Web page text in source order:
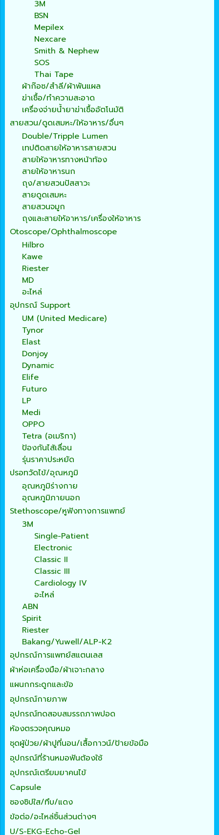
3M
BSN
Mepilex
Nexcare
Smith & Nephew
SOS
Thai Tape
ผ้าก๊อซ/สำลี/ผ้าพันแผล
ฆ่าเชื้อ/ทำความสะอาด
เครื่องจ่ายน้ำยาฆ่าเชื้ออัตโนมัติ
สายสวน/ดูดเสมหะ/ให้อาหาร/อื่นๆ
Double/Tripple Lumen
เทปติดสายให้อาหารสายสวน
สายให้อาหารทางหน้าท้อง
สายให้อาหารนก
ถุง/สายสวนปัสสาวะ
สายดูดเสมหะ
สายสวนจมูก
ถุงและสายให้อาหาร/เครื่องให้อาหาร
Otoscope/Ophthalmoscope
Hilbro
Kawe
Riester
MD
อะไหล่
อุปกรณ์ Support
UM (United Medicare)
Tynor
Elast
Donjoy
Dynamic
Elife
Futuro
LP
Medi
OPPO
Tetra (อเมริกา)
ป้องกันไส้เลื่อน
รุ่นราคาประหยัด
ปรอทวัดไข้/อุณหภูมิ
อุณหภูมิร่างกาย
อุณหภูมิภายนอก
Stethoscope/หูฟังทางการแพทย์
3M
Single-Patient
Electronic
Classic II
Classic III
Cardiology IV
อะไหล่
ABN
Spirit
Riester
Bakang/Yuwell/ALP-K2
อุปกรณ์การแพทย์สแตนเลส
ผ้าห่อเครื่องมือ/ผ้าเจาะกลาง
แผนกกระดูกและข้อ
อุปกรณ์กายภาพ
อุปกรณ์ทดสอบสมรรถภาพปอด
ห้องตรวจคุณหมอ
ชุดผู้ป่วย/ผ้าปูที่นอน/เสื้อกาวน์/ป้ายข้อมือ
อุปกรณ์ที่ร้านหมอฟันต้องใช้
อุปกรณ์เตรียมยาคนไข้
Capsule
ซองซิปใส/ทึบ/แดง
ข้อต่อ/อะไหล่ชิ้นส่วนต่างๆ
U/S-EKG-Echo-Gel